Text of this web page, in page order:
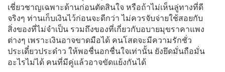
เชี่ยวชาญเฉพาะด้านก่อนตัดสินใจ หรือถ้าไม่เห็นลู่ทางที่ดี
จริงๆ ท่านเก็บเงินไว้ก่อนจะดีกว่า ไม่ควรจับจ่ายใช้สอยกับ
สิ่งของที่ไม่จำเป็น รวมถึงของที่เกี่ยวกับอบายมุขราคาแพง
ต่างๆ เพราะเงินอาจขาดมือได้ คนโสดจะมีความรักชั่ว
ประเดี๋ยวประด๋าว ให้พอชื่นอกชื่นใจเท่านั้น ยังยึดมั่นถือมั่น
อะไรไม่ได้ คนที่มีคู่แล้วอาจขัดแย้งกันได้